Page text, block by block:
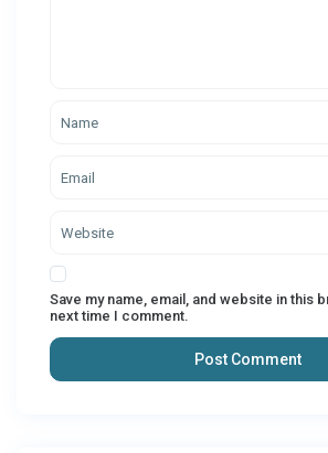
Save my name, email, and website in this
next time I comment.